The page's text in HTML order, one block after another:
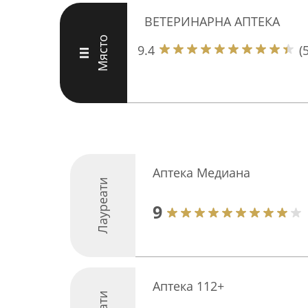
III Място
ВЕТЕРИНАРНА АПТЕКА
9.4
Лауреати
Аптека Медиана
9
Аптека 112+